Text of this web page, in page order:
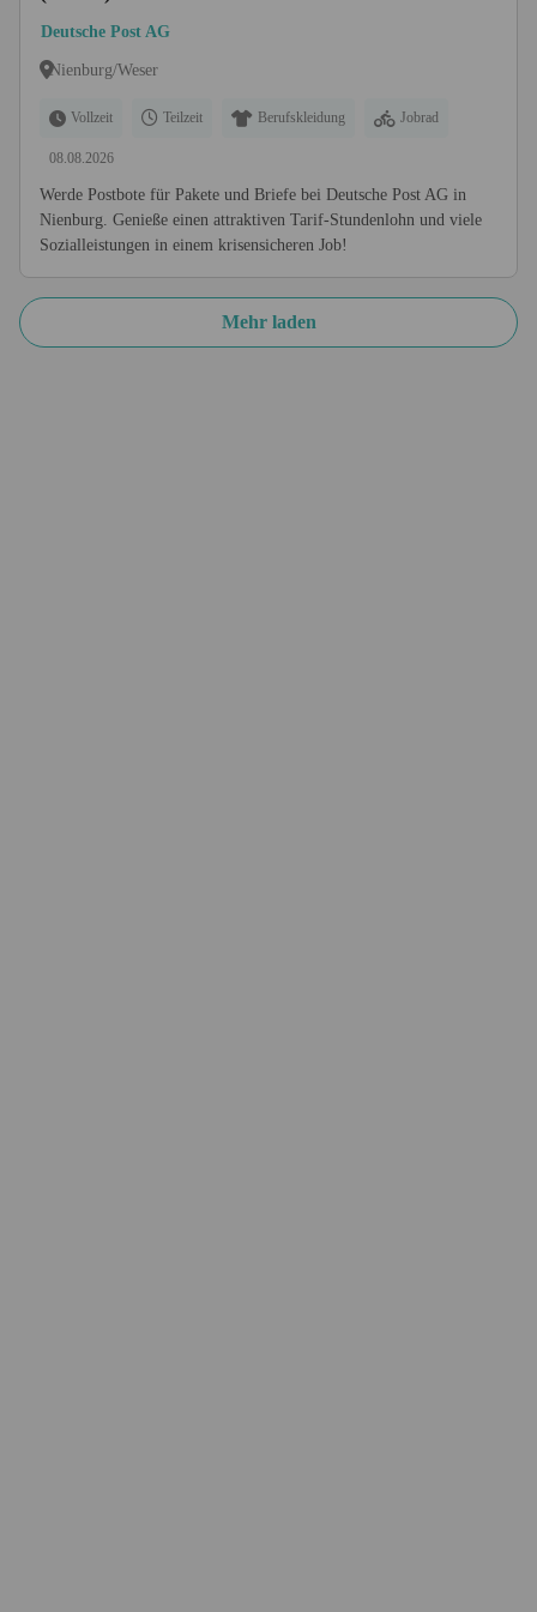
Deutsche Post AG
Nienburg/Weser
Vollzeit Teilzeit Berufskleidung Jobrad
08.08.2026
Werde Postbote für Pakete und Briefe bei Deutsche Post AG in
Nienburg. Genieße einen attraktiven Tarif-Stundenlohn und viele
Sozialleistungen in einem krisensicheren Job!
Mehr laden